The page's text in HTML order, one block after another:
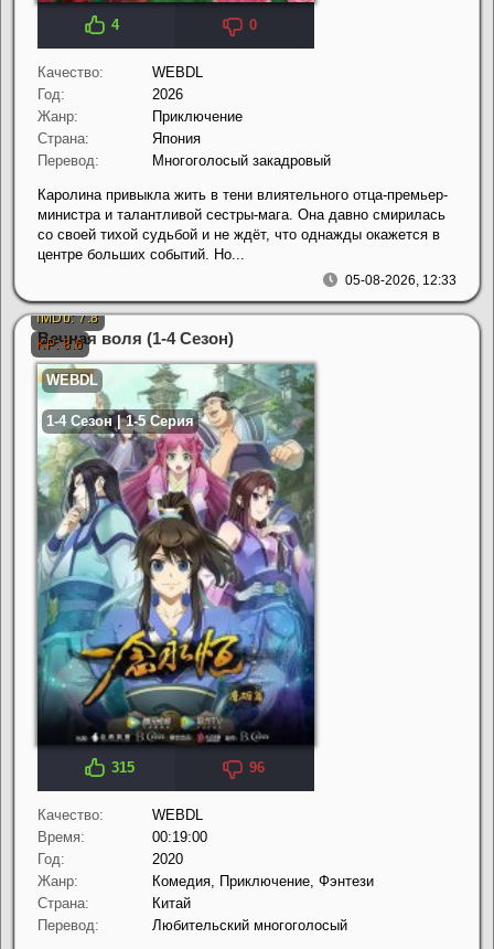
4 0
Качество:
WEBDL
Год:
2026
Жанр:
Приключение
Страна:
Япония
Перевод:
Многоголосый закадровый
05-08-2026, 12:33
Каролина привыкла жить в тени влиятельного отца-премьер-
министра и талантливой сестры-мага. Она давно смирилась
со своей тихой судьбой и не ждёт, что однажды окажется в
центре больших событий. Но...
315 96
Вечная воля (1-4 Сезон)
Качество:
WEBDL
Время:
00:19:00
Год:
2020
Жанр:
Комедия, Приключение, Фэнтези
Страна:
Китай
Перевод:
Любительский многоголосый